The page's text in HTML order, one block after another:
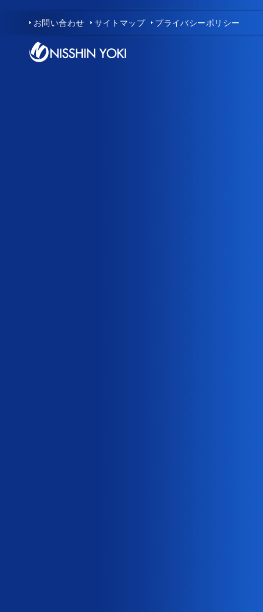
お問い合わせ サイトマップ プライバシーポリシー